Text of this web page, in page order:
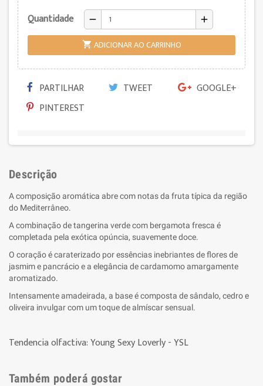
Quantidade
remove add
 ADICIONAR AO CARRINHO
PARTILHAR TWEET
GOOGLE+
PINTEREST
Descrição
A composição aromática abre com notas da fruta típica da região
do Mediterrâneo.
A combinação de tangerina verde com bergamota fresca é
completada pela exótica opúncia, suavemente doce.
O coração é caraterizado por essências inebriantes de flores de
jasmim e pancrácio e a elegância de cardamomo amargamente
aromatizado.
Intensamente amadeirada, a base é composta de sândalo, cedro e
oliveira invulgar com um toque de almíscar sensual.
Tendencia olfactiva: Young Sexy Loverly - YSL
Também poderá gostar